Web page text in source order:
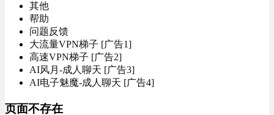
其他
帮助
问题反馈
大流量VPN梯子 [广告1]
高速VPN梯子 [广告2]
AI风月-成人聊天 [广告3]
AI电子魅魔-成人聊天 [广告4]
页面不存在